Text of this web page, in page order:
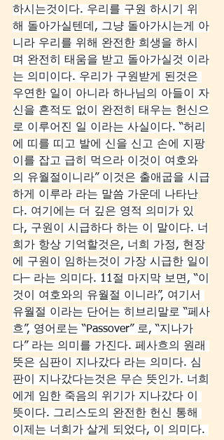
하시는것이다. 우리를 구원 하시기 위
해 돌아가실텐데, 그냥 돌아가시는게 아
니라 우리를 위해 완전한 희생을 하시
며 완전히 태움을 받고 돌아가실것 이라
는 의미이다. 우리가 구원받게 된것은
우연한 일이 아니라 하나님의 아들이 자
신을 흔적도 없이 완전히 태우는 헌신으
로 이루어진 일 이라는 사실이다. “허리
에 띠를 띠고 발에 신을 신고 손에 지팡
이를 잡고 급히 먹으라 이것이 여호와
의 유월절이니라” 이것은 출애굽을 시급
하게 이루라 라는 말씀 가운데 나타난
다. 여기에는 더 깊은 영적 의미가 있
다, 구원이 시급하다 하는 이 말이다. 너
희가 항상 기억할것은, 너희 가정, 현장
에 구원이 임하는것이 가장 시급한 일이
다– 라는 의미다. 11절 마지막 보면, “이
것이 여호와의 유월절 이니라”, 여기서
유월절 이라는 단어는 히브리말로 “페사
흐”, 영어로는 “Passover” 로, “지나가
다” 라는 의미를 가진다. 페사흐의 원래
뜻은 심판이 지나갔다 라는 의미다. 심
판이 지나갔다는것은 무슨 뜻인가. 너희
에게 임한 죽음의 위기가 지나갔다 이
뜻이다. 그리스도의 완전한 헌신 통해
이제는 너희가 살게 되었다, 이 의미다.